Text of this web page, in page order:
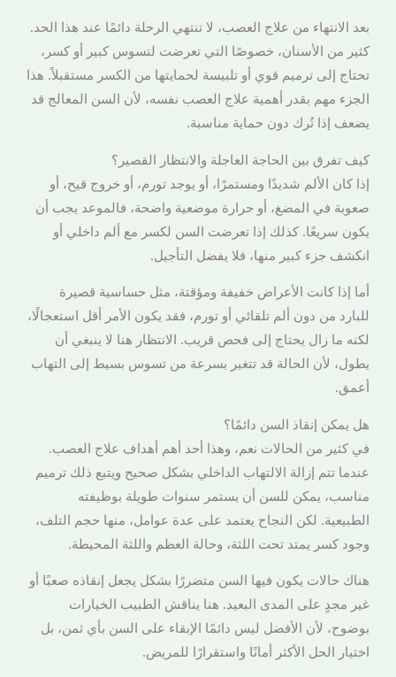
بعد الانتهاء من علاج العصب، لا تنتهي الرحلة دائمًا عند هذا الحد.
كثير من الأسنان، خصوصًا التي تعرضت لتسوس كبير أو كسر،
تحتاج إلى ترميم قوي أو تلبيسة لحمايتها من الكسر مستقبلاً. هذا
الجزء مهم بقدر أهمية علاج العصب نفسه، لأن السن المعالج قد
يضعف إذا تُرك دون حماية مناسبة.
كيف تفرق بين الحاجة العاجلة والانتظار القصير؟
إذا كان الألم شديدًا ومستمرًا، أو يوجد تورم، أو خروج قيح، أو
صعوبة في المضغ، أو حرارة موضعية واضحة، فالموعد يجب أن
يكون سريعًا. كذلك إذا تعرضت السن لكسر مع ألم داخلي أو
انكشف جزء كبير منها، فلا يفضل التأجيل.
أما إذا كانت الأعراض خفيفة ومؤقتة، مثل حساسية قصيرة
للبارد من دون ألم تلقائي أو تورم، فقد يكون الأمر أقل استعجالًا،
لكنه ما زال يحتاج إلى فحص قريب. الانتظار هنا لا ينبغي أن
يطول، لأن الحالة قد تتغير بسرعة من تسوس بسيط إلى التهاب
أعمق.
هل يمكن إنقاذ السن دائمًا؟
في كثير من الحالات نعم، وهذا أحد أهم أهداف علاج العصب.
عندما تتم إزالة الالتهاب الداخلي بشكل صحيح ويتبع ذلك ترميم
مناسب، يمكن للسن أن يستمر سنوات طويلة بوظيفته
الطبيعية. لكن النجاح يعتمد على عدة عوامل، منها حجم التلف،
وجود كسر يمتد تحت اللثة، وحالة العظم واللثة المحيطة.
هناك حالات يكون فيها السن متضررًا بشكل يجعل إنقاذه صعبًا أو
غير مجدٍ على المدى البعيد. هنا يناقش الطبيب الخيارات
بوضوح، لأن الأفضل ليس دائمًا الإبقاء على السن بأي ثمن، بل
اختيار الحل الأكثر أمانًا واستقرارًا للمريض.